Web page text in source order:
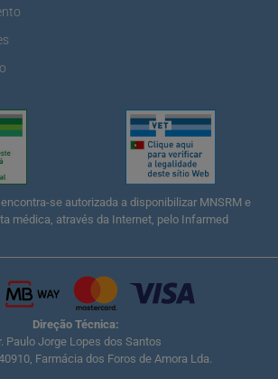
se autorizada a disponibilizar MNSRM e
médica, através da Internet, pelo Infarmed
Direção Técnica:
Paulo Jorge Lopes dos Santos
Farmácia dos Foros de Amora Lda.